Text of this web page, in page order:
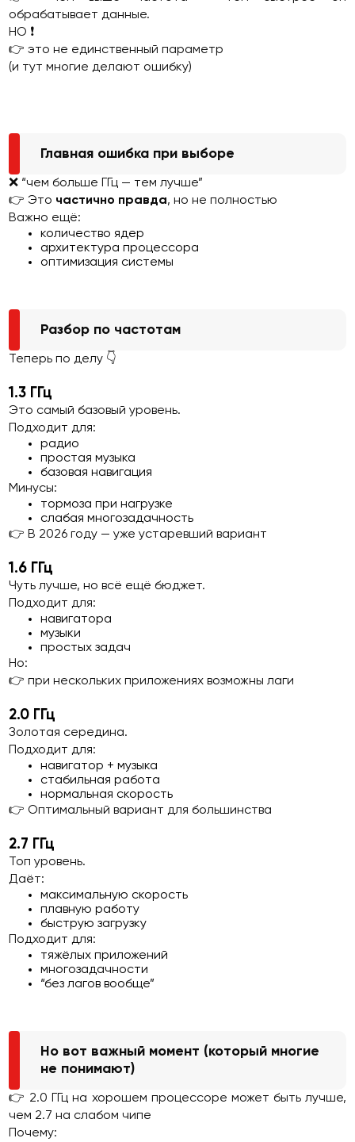
обрабатывает данные.
НО ❗
👉 это не единственный параметр
(и тут многие делают ошибку)
Главная ошибка при выборе
❌ “чем больше ГГц — тем лучше”
👉 Это частично правда, но не полностью
Важно ещё:
количество ядер
архитектура процессора
оптимизация системы
Разбор по частотам
Теперь по делу 👇
1.3 ГГц
Это самый базовый уровень.
Подходит для:
радио
простая музыка
базовая навигация
Минусы:
тормоза при нагрузке
слабая многозадачность
👉 В 2026 году — уже устаревший вариант
1.6 ГГц
Чуть лучше, но всё ещё бюджет.
Подходит для:
навигатора
музыки
простых задач
Но:
👉 при нескольких приложениях возможны лаги
2.0 ГГц
Золотая середина.
Подходит для:
навигатор + музыка
стабильная работа
нормальная скорость
👉 Оптимальный вариант для большинства
2.7 ГГц
Топ уровень.
Даёт:
максимальную скорость
плавную работу
быструю загрузку
Подходит для:
тяжёлых приложений
многозадачности
“без лагов вообще”
Но вот важный момент (который многие
не понимают)
👉 2.0 ГГц на хорошем процессоре может быть лучше,
чем 2.7 на слабом чипе
Почему: